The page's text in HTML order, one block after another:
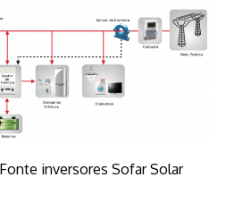
inversores Sofar Solar